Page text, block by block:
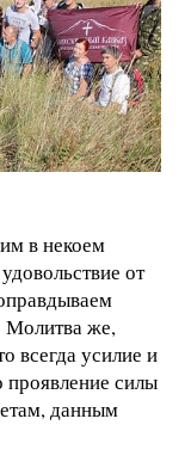
в некоем
от
Молитва же,
всегда усилие и
силы
данным